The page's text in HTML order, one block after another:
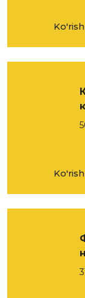
Ko'rish
Ko'rish